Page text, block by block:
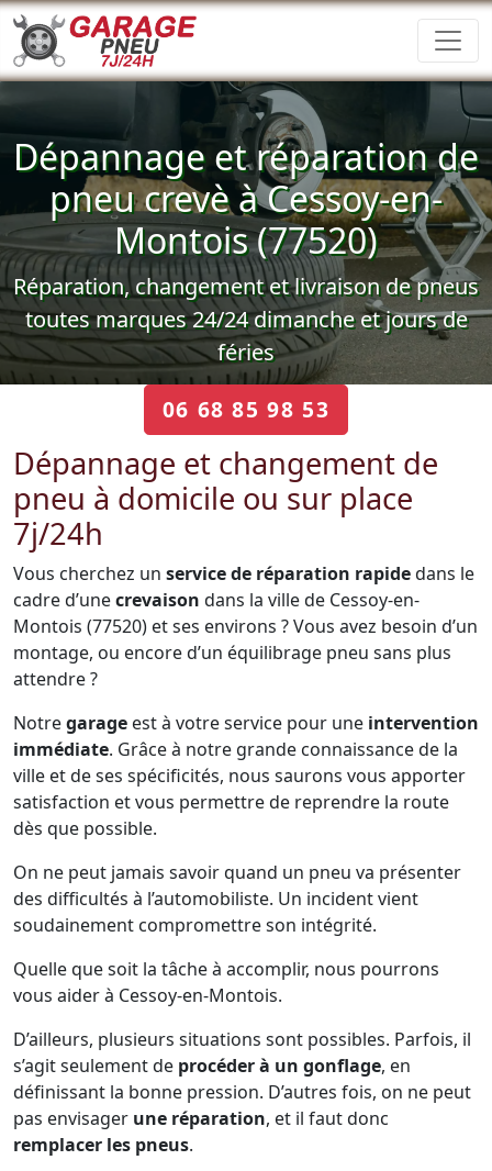
Dépannage et réparation de
pneu crevè à Cessoy-en-
Montois (77520)
Réparation, changement et livraison de pneus
toutes marques 24/24 dimanche et jours de
féries
06 68 85 98 53
Dépannage et changement de
pneu à domicile ou sur place
7j/24h
Vous cherchez un service de réparation rapidedans le
cadre d’unecrevaison dans la ville de Cessoy-en-
Montois (77520) et ses environs ? Vous avez besoin d’un
montage, ou encore d’un équilibrage pneu sans plus
attendre ?
Notregarage est à votre service pour une intervention
immédiate. Grâce à notre grande connaissance de la
ville et de ses spécificités, nous saurons vous apporter
satisfaction et vous permettre de reprendre la route
dès que possible.
On ne peut jamais savoir quand un pneu va présenter
des difficultés à l’automobiliste. Un incident vient
soudainement compromettre son intégrité.
Quelle que soit la tâche à accomplir, nous pourrons
vous aider à Cessoy-en-Montois.
D’ailleurs, plusieurs situations sont possibles. Parfois, il
s’agit seulement de procéder à un gonflage, en
définissant la bonne pression. D’autres fois, on ne peut
pas envisager une réparation, et il faut donc
remplacer les pneus.